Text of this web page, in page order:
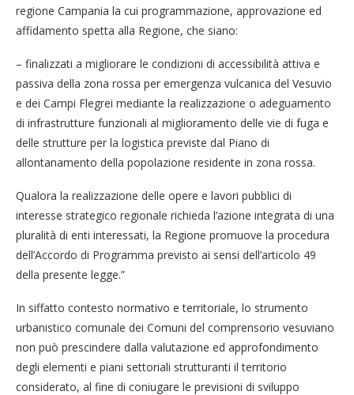
regione Campania la cui programmazione, approvazione ed
affidamento spetta alla Regione, che siano:
– finalizzati a migliorare le condizioni di accessibilità attiva e
passiva della zona rossa per emergenza vulcanica del Vesuvio
e dei Campi Flegrei mediante la realizzazione o adeguamento
di infrastrutture funzionali al miglioramento delle vie di fuga e
delle strutture per la logistica previste dal Piano di
allontanamento della popolazione residente in zona rossa.
Qualora la realizzazione delle opere e lavori pubblici di
interesse strategico regionale richieda l’azione integrata di una
pluralità di enti interessati, la Regione promuove la procedura
dell’Accordo di Programma previsto ai sensi dell’articolo 49
della presente legge.”
In siffatto contesto normativo e territoriale, lo strumento
urbanistico comunale dei Comuni del comprensorio vesuviano
non può prescindere dalla valutazione ed approfondimento
degli elementi e piani settoriali strutturanti il territorio
considerato, al fine di coniugare le previsioni di sviluppo